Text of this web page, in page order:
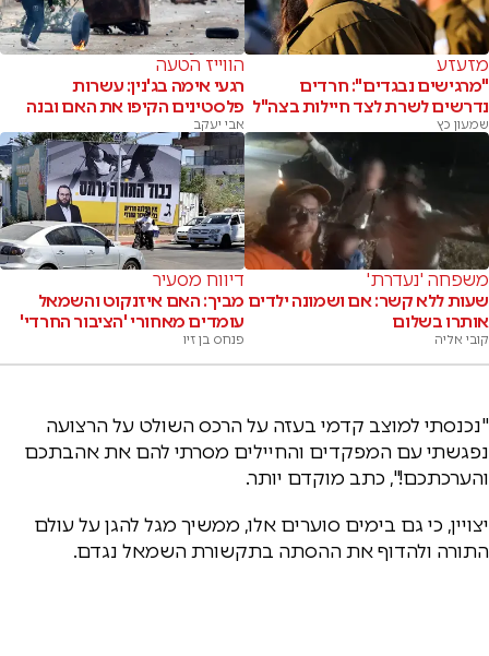
מזעזע
"מרגישים נבגדים": חרדים
נדרשים לשרת לצד חיילות בצה"ל
שמעון כץ
הווייז הטעה
רגעי אימה בג'נין: עשרות
פלסטינים הקיפו את האם ובנה
אבי יעקב
משפחה 'נעדרת'
שעות ללא קשר: אם ושמונה ילדים
אותרו בשלום
קובי אליה
דיווח מסעיר
מביך: האם איזנקוט והשמאל
עומדים מאחורי 'הציבור החרדי'
פנחס בן זיו
"נכנסתי למוצב קדמי בעזה על הרכס השולט על הרצועה
נפגשתי עם המפקדים והחיילים מסרתי להם את אהבתכם
והערכתכם!", כתב מוקדם יותר.
יצויין, כי גם בימים סוערים אלו, ממשיך מגל להגן על עולם
התורה ולהדוף את ההסתה בתקשורת השמאל נגדם.